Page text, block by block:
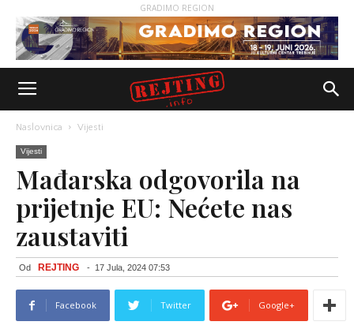
GRADIMO REGION
Naslovnica Vijesti
Vijesti
Mađarska odgovorila na
prijetnje EU: Nećete nas
zaustaviti
Od REJTING - 17 Jula, 2024 07:53
Facebook Twitter Google+